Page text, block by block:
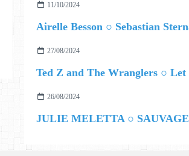
11/10/2024
27/08/2024
26/08/2024
JULIE MELETTA ○ SAUVAGE